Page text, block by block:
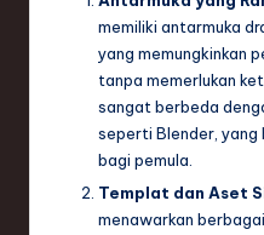
memiliki antarmuka
yang memungkinkan
tanpa memerlukan
sangat berbeda
seperti Blender, yang
bagi pemula.
Templat dan Aset
menawarkan